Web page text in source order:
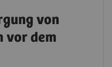
von
vor dem